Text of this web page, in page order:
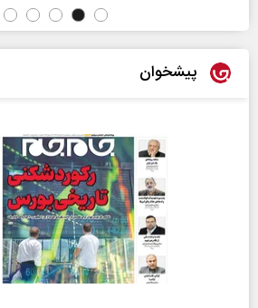
پیشخوان